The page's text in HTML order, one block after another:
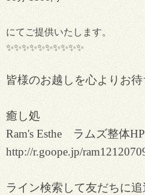
にてご提供いたします。
✨✨✨✨✨✨✨✨✨✨
皆様のお越しを心よりお待
癒し処
Ram's Esthe ラムズ整体HP
http://r.goope.jp/
ライン検索して友だちに追